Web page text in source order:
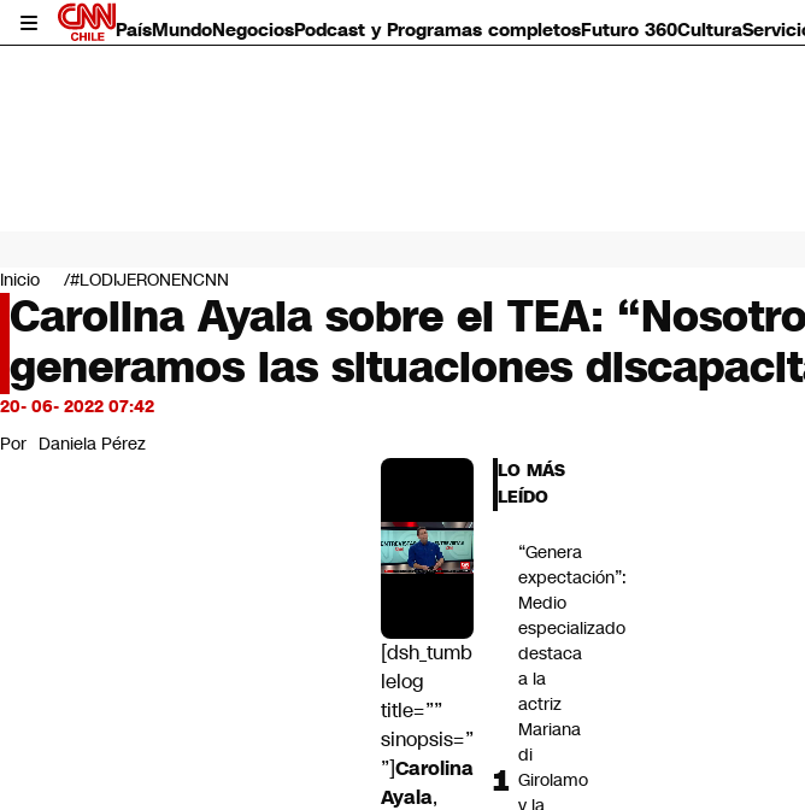
PaísMundoNegociosPodcast y Programas completosFuturo 360Cultura
Mundo
Negocios
Deportes
Programas completos
Cultura
Servicios
Bits
CNN Data
Inicio #LODIJERONENCNN
Carolina Ayala sobre el TEA:
generamos las situaciones
20- 06- 2022 07:42
Por Daniela Pérez
[dsh_tumb
lelog
title=””
sinopsis=”
”]Carolina
Ayala,
LO MÁS
LEÍDO
“Genera
expectación”:
Medio
especializado
destaca
a la
actriz
Mariana
di
Girolamo